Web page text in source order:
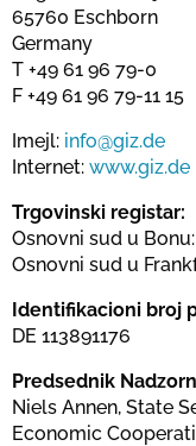
65760 Eschborn
Germany
T +49 61 96 79-0
F +49 61 96 79-11 15
Imejl: info@giz.de
Internet: www.giz.de
Trgovinski registar:
Osnovni sud u
Osnovni sud u
Identifikacioni broj
DE 113891176
Predsednik
Niels Annen, State
Economic